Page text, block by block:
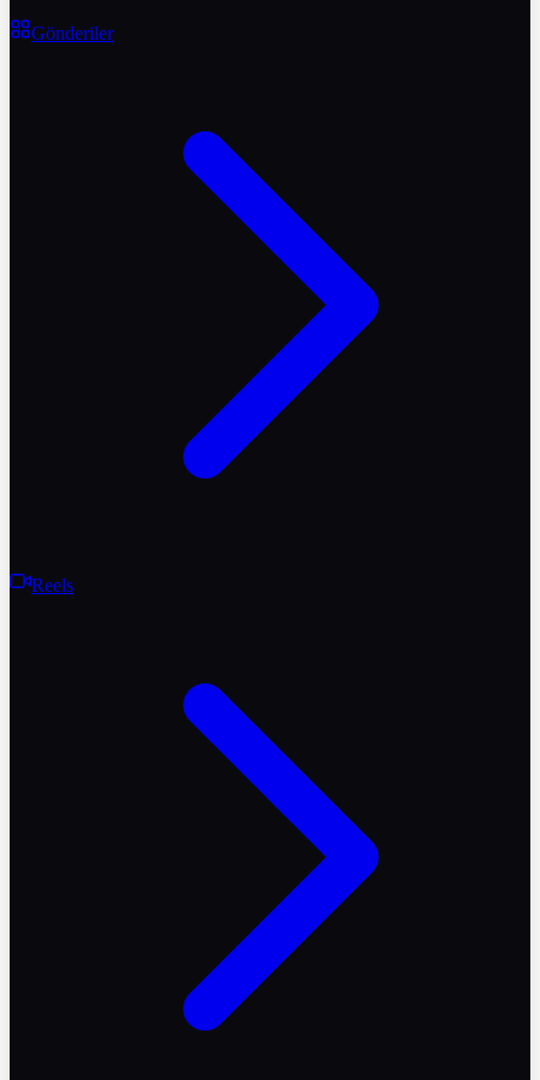
Gönderiler
Reels